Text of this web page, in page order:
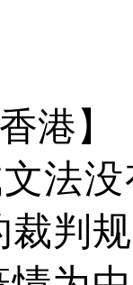
港】
法
裁判